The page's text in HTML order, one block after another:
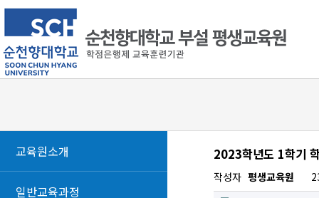
교육원소개
일반교육과정
2023학년도 1학기
작성자 평생교육원